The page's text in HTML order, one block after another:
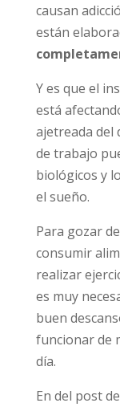
causan
están
Y es que el
está
ajetreada del
de trabajo
biológicos y
el sueño.
Para gozar
consumir
realizar
es muy
buen
funcionar de
día.
En del post